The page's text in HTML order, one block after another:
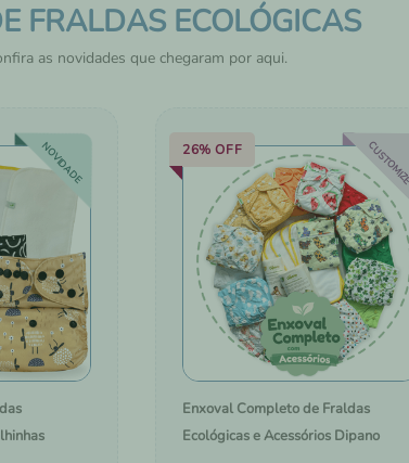
HIGIENE E CUIDADOS COM A
FRALDAS ECOLÓGICAS
as novidades que chegaram por aqui.
NOVIDADE 26% OFF CUSTOMIZE
Enxoval Completo de Fraldas
Ecológicas e Acessórios Dipano